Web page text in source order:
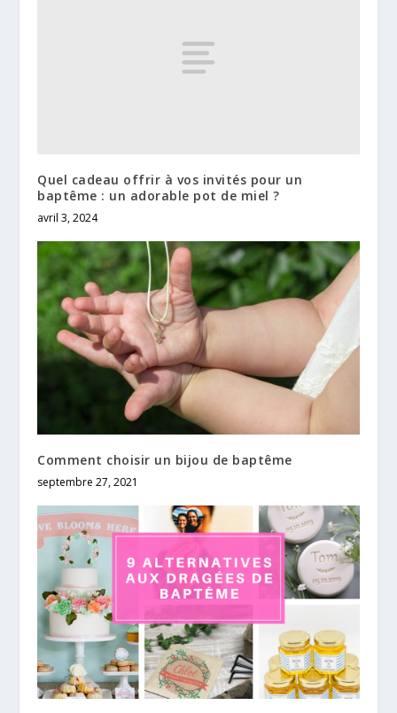
Quel cadeau offrir à vos invités pour un
baptême : un adorable pot de miel ?
avril 3, 2024
Comment choisir un bijou de baptême
septembre 27, 2021